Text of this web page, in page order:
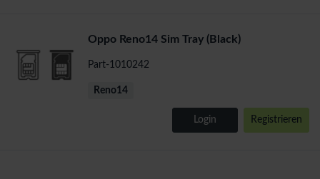
Oppo Reno14 Sim Tray (Black)
Part-1010242
Reno14
Login Registrieren